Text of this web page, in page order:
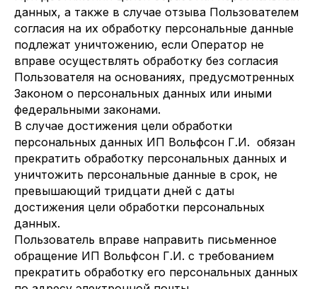
данных, а также в случае отзыва Пользователем
согласия на их обработку персональные данные
подлежат уничтожению, если Оператор не
вправе осуществлять обработку без согласия
Пользователя на основаниях, предусмотренных
Законом о персональных данных или иными
федеральными законами.
В случае достижения цели обработки
персональных данных ИП Вольфсон Г.И. обязан
прекратить обработку персональных данных и
уничтожить персональные данные в срок, не
превышающий тридцати дней с даты
достижения цели обработки персональных
данных.
Пользователь вправе направить письменное
обращение ИП Вольфсон Г.И. с требованием
прекратить обработку его персональных данных